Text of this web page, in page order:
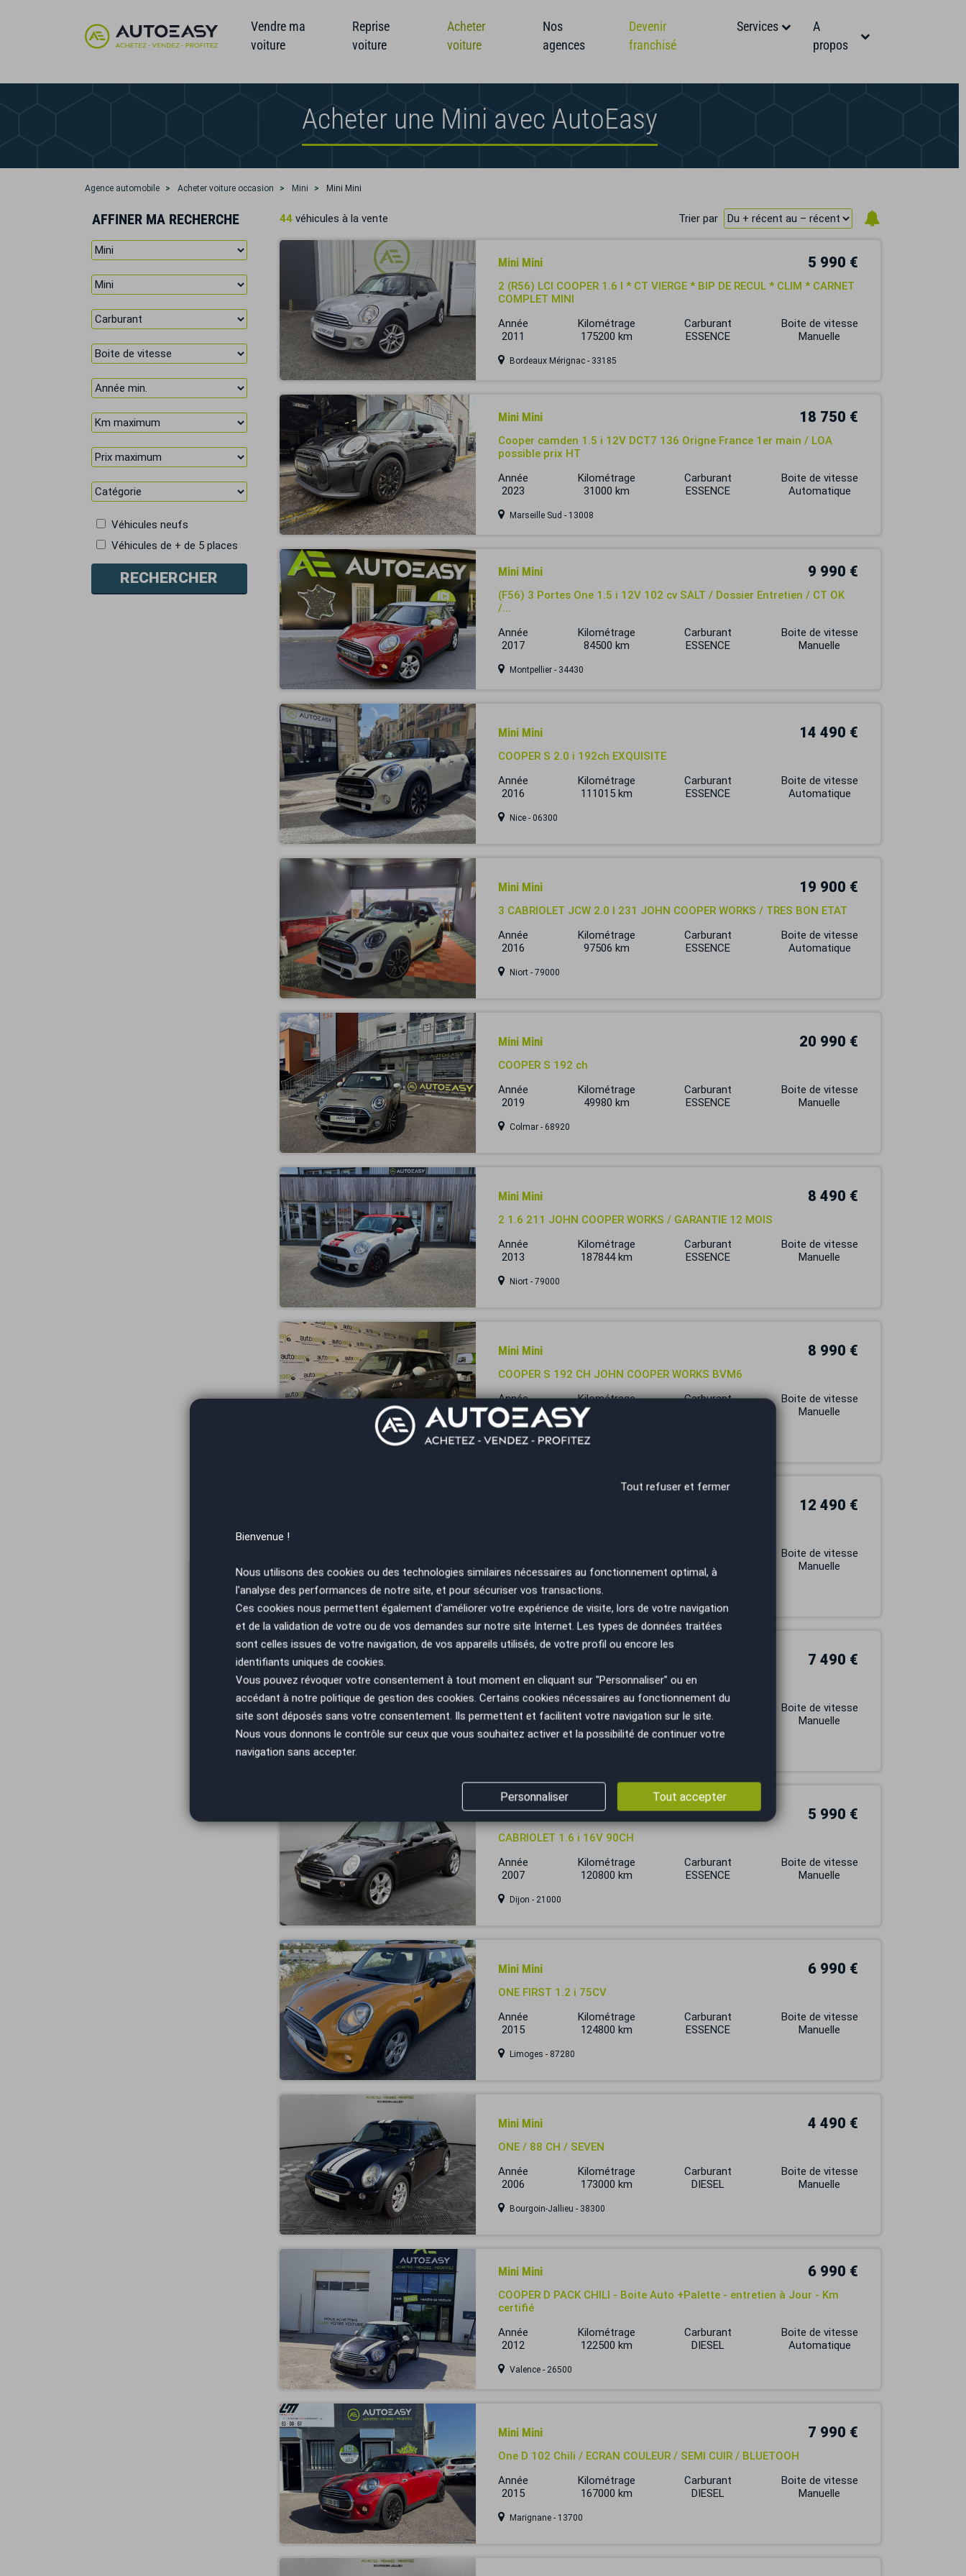
Vendre ma
voiture
Reprise
voiture
Acheter
voiture
Nos
agences
Devenir
franchisé
Services
A
propos
Acheter une Mini avec AutoEasy
Agence automobile Acheter voiture occasion Mini Mini Mini
AFFINER MA RECHERCHE
Véhicules neufs
Véhicules de + de 5 places
44véhicules à la vente Trier par
Mini Mini 5 990 €
2 (R56) LCI COOPER 1.6 I * CT VIERGE * BIP DE RECUL * CLIM * CARNET
COMPLET MINI
Année
2011
Kilométrage
175200 km
Carburant
ESSENCE
Boite de vitesse
Manuelle
Bordeaux Mérignac - 33185
Mini Mini 18 750 €
Cooper camden 1.5 i 12V DCT7 136 Origne France 1er main / LOA
possible prix HT
Année
2023
Kilométrage
31000 km
Carburant
ESSENCE
Boite de vitesse
Automatique
Marseille Sud - 13008
Mini Mini 9 990 €
(F56) 3 Portes One 1.5 i 12V 102 cv SALT / Dossier Entretien / CT OK
/...
Année
2017
Kilométrage
84500 km
Carburant
ESSENCE
Boite de vitesse
Manuelle
Montpellier - 34430
Mini Mini 14 490 €
COOPER S 2.0 i 192ch EXQUISITE
Année
2016
Kilométrage
111015 km
Carburant
ESSENCE
Boite de vitesse
Automatique
Nice - 06300
Mini Mini 19 900 €
3 CABRIOLET JCW 2.0 I 231 JOHN COOPER WORKS / TRES BON ETAT
Année
2016
Kilométrage
97506 km
Carburant
ESSENCE
Boite de vitesse
Automatique
Niort - 79000
Mini Mini 20 990 €
COOPER S 192 ch
Année
2019
Kilométrage
49980 km
Carburant
ESSENCE
Boite de vitesse
Manuelle
Colmar - 68920
Mini Mini 8 490 €
2 1.6 211 JOHN COOPER WORKS / GARANTIE 12 MOIS
Année
2013
Kilométrage
187844 km
Carburant
ESSENCE
Boite de vitesse
Manuelle
Niort - 79000
Mini Mini 8 990 €
COOPER S 192 CH JOHN COOPER WORKS BVM6
Année
2008
Kilométrage
161000 km
Carburant
Boite de vitesse
Manuelle
Fréjus - 83520
12 490 €
2018
120950 km
ESSENCE
Boite de vitesse
Manuelle
Périgueux - 24750
7 490 €
Cooper S 184ch / Entretien Mini
2011
119000 km
ESSENCE
Boite de vitesse
Manuelle
Mini Mini 5 990 €
CABRIOLET 1.6 i 16V 90CH
Année
2007
Kilométrage
120800 km
Carburant
ESSENCE
Boite de vitesse
Manuelle
Dijon - 21000
Mini Mini 6 990 €
ONE FIRST 1.2 i 75CV
Année
2015
Kilométrage
124800 km
Carburant
ESSENCE
Boite de vitesse
Manuelle
Limoges - 87280
Mini Mini 4 490 €
ONE / 88 CH / SEVEN
Année
2006
Kilométrage
173000 km
Carburant
DIESEL
Boite de vitesse
Manuelle
Bourgoin-Jallieu - 38300
Mini Mini 6 990 €
COOPER D PACK CHILI - Boite Auto +Palette - entretien à Jour - Km
certifié
Année
2012
Kilométrage
122500 km
Carburant
DIESEL
Boite de vitesse
Automatique
Valence - 26500
Mini Mini 7 990 €
One D 102 Chili / ECRAN COULEUR / SEMI CUIR / BLUETOOH
Année
2015
Kilométrage
167000 km
Carburant
DIESEL
Boite de vitesse
Manuelle
Marignane - 13700
Tout refuser et fermer
Bienvenue !
Nous utilisons des cookies ou des technologies similaires nécessaires au fonctionnement optimal, à
l'analyse des performances de notre site, et pour sécuriser vos transactions.
Ces cookies nous permettent également d'améliorer votre expérience de visite, lors de votre navigation
et de la validation de votre ou de vos demandes sur notre site Internet. Les types de données traitées
sont celles issues de votre navigation, de vos appareils utilisés, de votre profil ou encore les
identifiants uniques de cookies.
Vous pouvez révoquer votre consentement à tout moment en cliquant sur "Personnaliser" ou en
accédant à notre politique de gestion des cookies. Certains cookies nécessaires au fonctionnement du
site sont déposés sans votre consentement. Ils permettent et facilitent votre navigation sur le site.
Nous vous donnons le contrôle sur ceux que vous souhaitez activer et la possibilité de continuer votre
navigation sans accepter.
Tout accepter
Personnaliser